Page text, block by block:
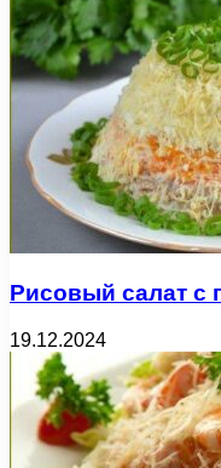
Рисовый салат с
19.12.2024